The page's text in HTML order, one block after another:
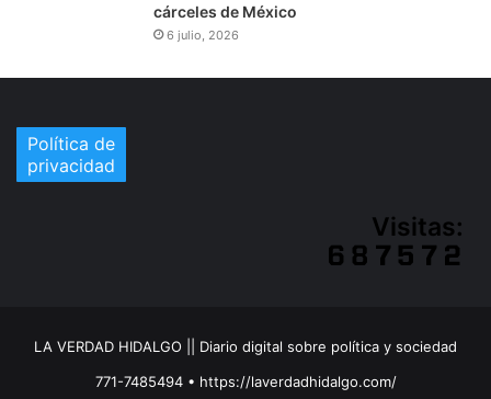
cárceles de México
6 julio, 2026
Política de
privacidad
Visitas:
LA VERDAD HIDALGO || Diario digital sobre política y sociedad
771-7485494 • https://laverdadhidalgo.com/